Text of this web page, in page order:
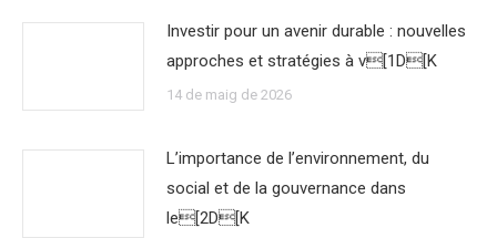
Investir pour un avenir durable : nouvelles
approches et stratégies à v[1D[K
14 de maig de 2026
L’importance de l’environnement, du
social et de la gouvernance dans
le[2D[K